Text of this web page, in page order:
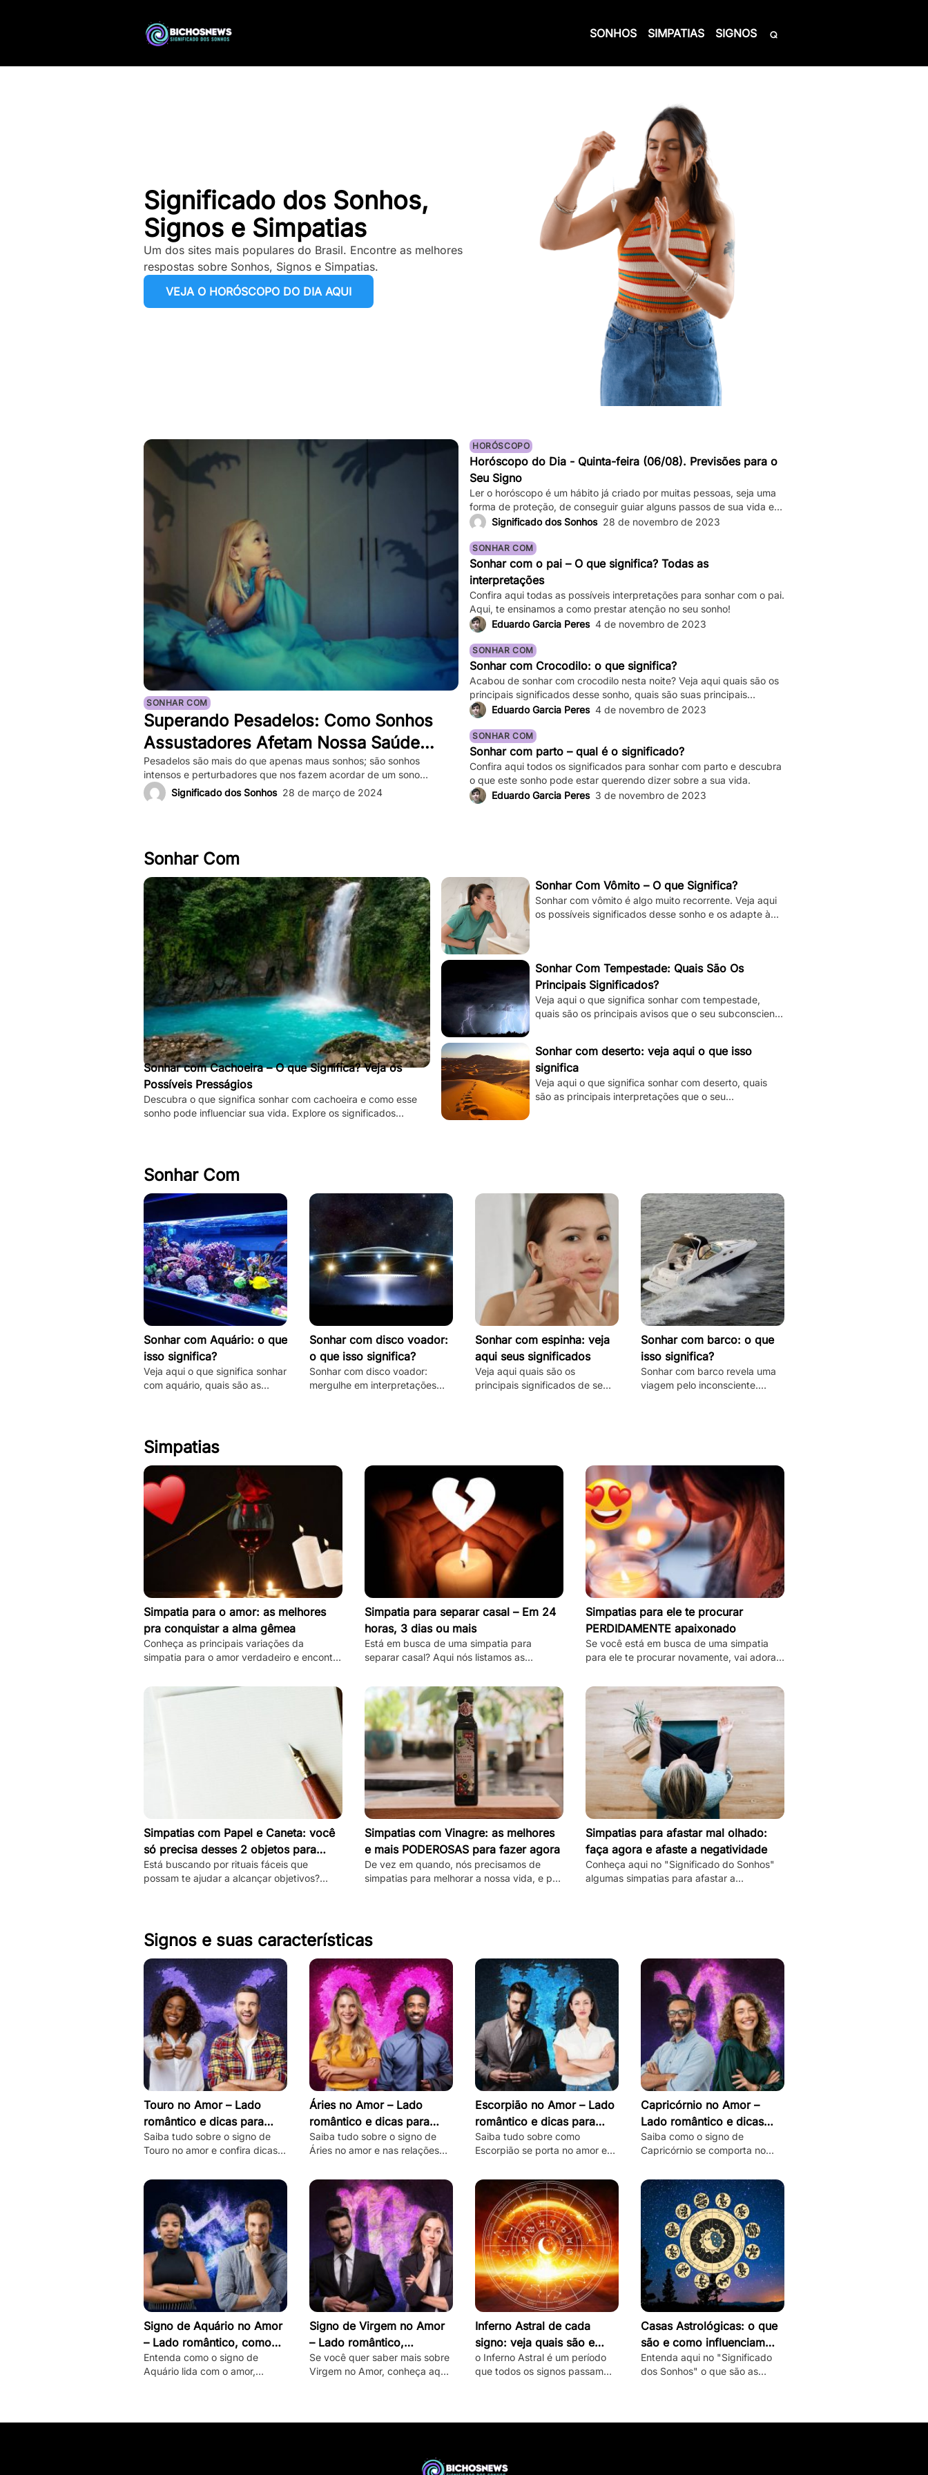
SONHOS SIMPATIAS SIGNOS
Significado dos Sonhos,
Signos e Simpatias
Um dos sites mais populares do Brasil. Encontre as melhores
respostas sobre Sonhos, Signos e Simpatias.
VEJA O HORÓSCOPO DO DIA AQUI
SONHAR COM
Superando Pesadelos: Como Sonhos
Assustadores Afetam Nossa Saúde
Mental e Maneiras de Superá-los
Pesadelos são mais do que apenas maus sonhos; são sonhos
intensos e perturbadores que nos fazem acordar de um sono
profundo. Eles podem ser tão vívidos e assustadores que fazem
nosso coração bater forte, e a sensação de medo persiste mesmo
Significado dos Sonhos 28 de março de 2024
HORÓSCOPO
Horóscopo do Dia - Quinta-feira (06/08). Previsões para o
Seu Signo
Ler o horóscopo é um hábito já criado por muitas pessoas, seja uma
forma de proteção, de conseguir guiar alguns passos de sua vida e
até mesmo de sair de determinadas “roubadas”, não é mesmo? Quer
Basta verificar informações completas sobre […]
Significado dos Sonhos 28 de novembro de 2023
SONHAR COM
Sonhar com o pai – O que significa? Todas as
interpretações
Confira aqui todas as possíveis interpretações para sonhar com o pai.
Aqui, te ensinamos a como prestar atenção no seu sonho!
Eduardo Garcia Peres 4 de novembro de 2023
SONHAR COM
Sonhar com Crocodilo: o que significa?
Acabou de sonhar com crocodilo nesta noite? Veja aqui quais são os
principais significados desse sonho, quais são suas principais
variações!Eduardo Garcia Peres 4 de novembro de 2023
SONHAR COM
Sonhar com parto – qual é o significado?
Confira aqui todos os significados para sonhar com parto e descubra
o que este sonho pode estar querendo dizer sobre a sua vida.
Eduardo Garcia Peres 3 de novembro de 2023
Sonhar Com
Sonhar com Cachoeira – O que Significa? Veja os
Possíveis Presságios
Descubra o que significa sonhar com cachoeira e como esse
sonho pode influenciar sua vida. Explore os significados
Sonhar Com Vômito – O que Significa?
Sonhar com vômito é algo muito recorrente. Veja aqui
os possíveis significados desse sonho e os adapte à
Sonhar Com Tempestade: Quais São Os
Principais Significados?
Veja aqui o que significa sonhar com tempestade,
quais são os principais avisos que o seu subconsciente
Sonhar com deserto: veja aqui o que isso
significa
Veja aqui o que significa sonhar com deserto, quais
são as principais interpretações que o seu
Sonhar Com
Sonhar com Aquário: o que
isso significa?
Veja aqui o que significa sonhar
com aquário, quais são as
Sonhar com disco voador:
o que isso significa?
Sonhar com disco voador:
mergulhe em interpretações
Sonhar com espinha: veja
aqui seus significados
Veja aqui quais são os
principais significados de se
Sonhar com barco: o que
isso significa?
Sonhar com barco revela uma
viagem pelo inconsciente.
Simpatias
Simpatia para o amor: as melhores
pra conquistar a alma gêmea
Conheça as principais variações da
simpatia para o amor verdadeiro e encontre
simples de se fazer!
Simpatia para separar casal – Em 24
horas, 3 dias ou mais
Está em busca de uma simpatia para
separar casal? Aqui nós listamos as
simpatias desse tipo!
Simpatias para ele te procurar
PERDIDAMENTE apaixonado
Se você está em busca de uma simpatia
para ele te procurar novamente, vai adorar
separamos.
Simpatias com Papel e Caneta: você
só precisa desses 2 objetos para
fazê-las
Está buscando por rituais fáceis que
possam te ajudar a alcançar objetivos?
Simpatias com Vinagre: as melhores
e mais PODEROSAS para fazer agora
De vez em quando, nós precisamos de
simpatias para melhorar a nossa vida, e por
Simpatias para afastar mal olhado:
faça agora e afaste a negatividade
Conheça aqui no "Significado do Sonhos"
algumas simpatias para afastar a
Signos e suas características
Touro no Amor – Lado
romântico e dicas para
conquistar
Saiba tudo sobre o signo de
Touro no amor e confira dicas
seu lado romântico!
Áries no Amor – Lado
romântico e dicas para
conquistar
Saiba tudo sobre o signo de
Áries no amor e nas relações
destravar seu intenso e ardente
lado romântico.
Escorpião no Amor – Lado
romântico e dicas para
conquistar
Saiba tudo sobre como
Escorpião se porta no amor e
desbloquear seu misterioso e
enigmático lado romântico.
Capricórnio no Amor –
Lado romântico e dicas
para conquistar
Saiba como o signo de
Capricórnio se comporta no
romântico e veja dicas de como
conquistar um capricorniano!
Signo de Aquário no Amor
– Lado romântico, como
conquistar e mais
Entenda como o signo de
Aquário lida com o amor,
Signo de Virgem no Amor
– Lado romântico,
personalidade e como
conquistar
Se você quer saber mais sobre
Virgem no Amor, conheça aqui
Inferno Astral de cada
signo: veja quais são e
como lidar com eles
o Inferno Astral é um período
que todos os signos passam
Casas Astrológicas: o que
são e como influenciam
nossa vida e personalidade
Entenda aqui no "Significado
dos Sonhos" o que são as